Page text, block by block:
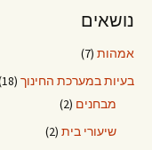
נושאים
אמהות (7)
בעיות במערכת החינוך (18)
מבחנים (2)
שיעורי בית (2)